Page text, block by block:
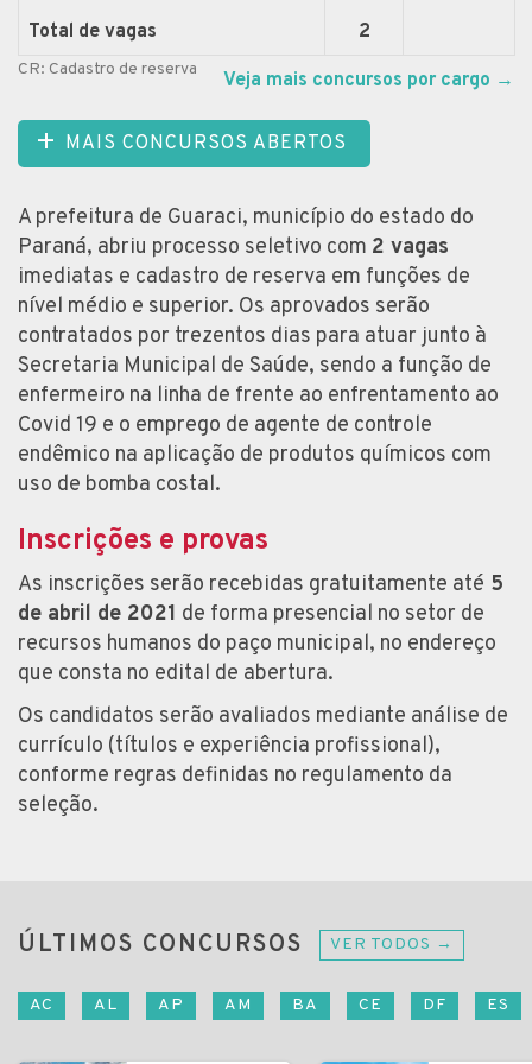
Total de vagas 2
CR: Cadastro de reserva Veja mais concursos por cargo →
MAIS CONCURSOS ABERTOS
A prefeitura de Guaraci, município do estado do
Paraná, abriu processo seletivo com 2 vagas
imediatas e cadastro de reserva em funções de
nível médio e superior. Os aprovados serão
contratados por trezentos dias para atuar junto à
Secretaria Municipal de Saúde, sendo a função de
enfermeiro na linha de frente ao enfrentamento ao
Covid 19 e o emprego de agente de controle
endêmico na aplicação de produtos químicos com
uso de bomba costal.
Inscrições e provas
As inscrições serão recebidas gratuitamente até 5
de abril de 2021 de forma presencial no setor de
recursos humanos do paço municipal, no endereço
que consta no edital de abertura.
Os candidatos serão avaliados mediante análise de
currículo (títulos e experiência profissional),
conforme regras definidas no regulamento da
seleção.
ÚLTIMOS CONCURSOS VER TODOS →
AC AL AP AM BA CE DF ES